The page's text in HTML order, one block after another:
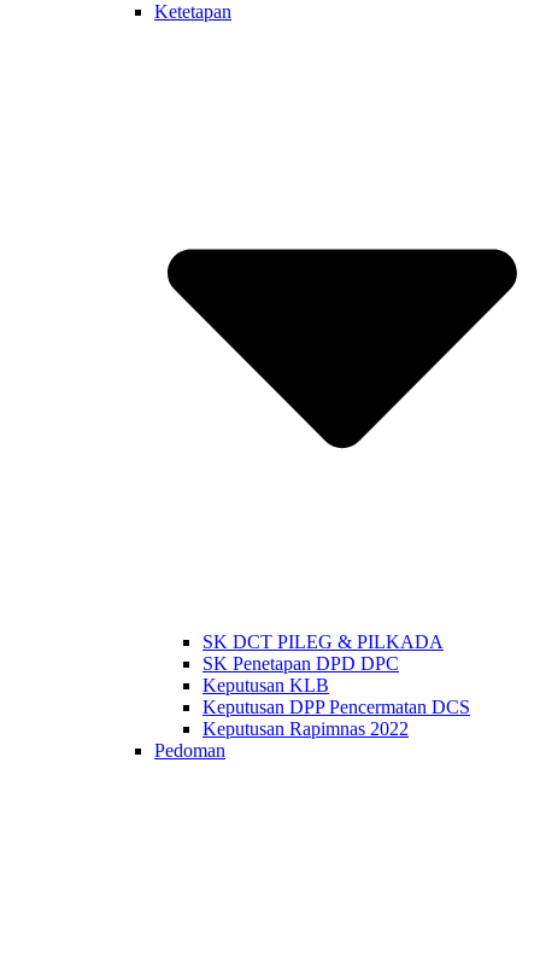
Ketetapan
SK DCT PILEG & PILKADA
SK Penetapan DPD DPC
Keputusan KLB
Keputusan DPP Pencermatan DCS
Keputusan Rapimnas 2022
Pedoman